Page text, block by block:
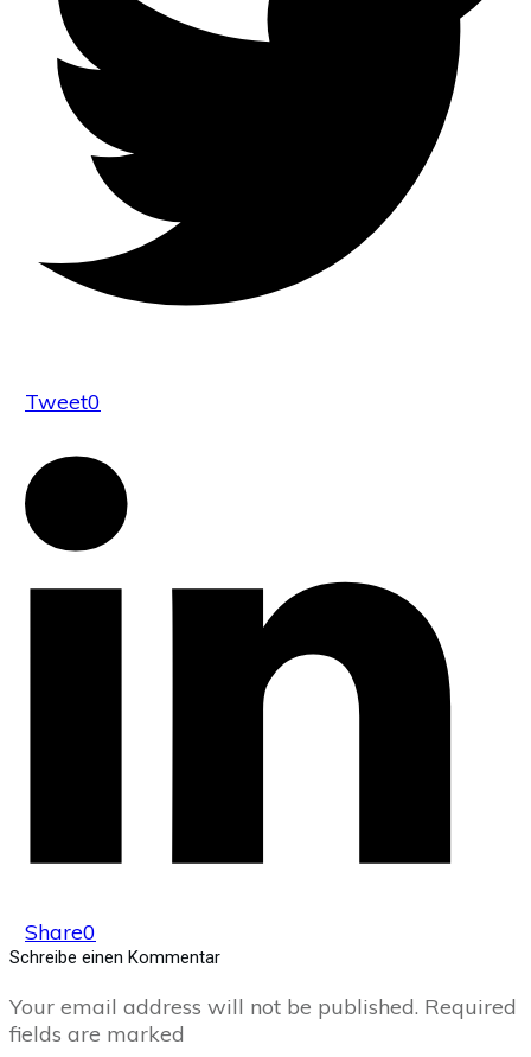
Tweet0
Share0
Schreibe einen Kommentar
Your email address will not be published. Required
fields are marked